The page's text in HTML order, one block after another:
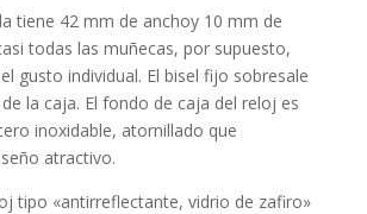
tiene 42 mm de anchoy 10 mm de
todas las muñecas, por supuesto,
gusto individual. El bisel fijo sobresale
la caja. El fondo de caja del reloj es
inoxidable, atornillado que
atractivo.
tipo «antirreflectante, vidrio de zafiro»